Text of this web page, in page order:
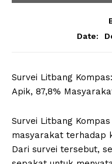
Date:
Survei Litbang
Apik, 87,8%
Survei Litbang
masyarakat terhadap
Dari survei tersebut,